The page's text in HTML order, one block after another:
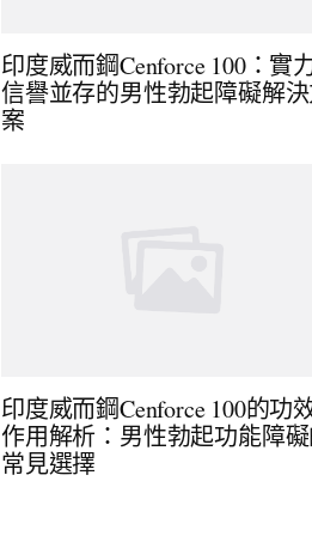
印度威而鋼Cenforce 100：實
信譽並存的男性勃起障礙解
案
印度威而鋼Cenforce 100的功
作用解析：男性勃起功能障
常見選擇